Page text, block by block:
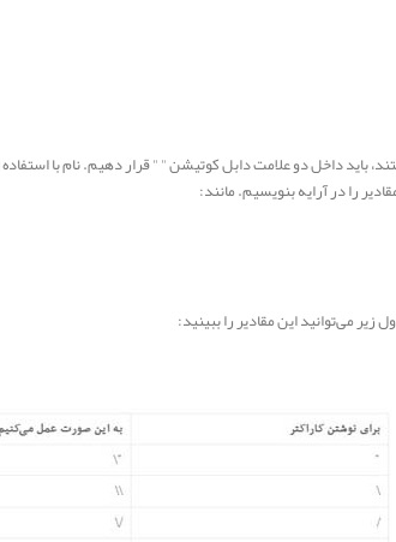
را در آرایه بنویسیم. مانند:
می‌توانید این مقادیر را ببینید: